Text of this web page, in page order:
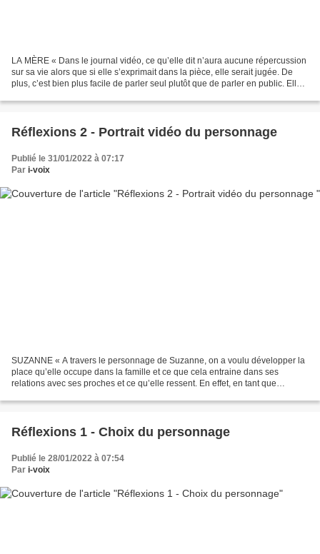
LA MÈRE « Dans le journal vidéo, ce qu’elle dit n’aura aucune répercussion
sur sa vie alors que si elle s’exprimait dans la pièce, elle serait jugée. De
plus, c’est bien plus facile de parler seul plutôt que de parler en public. Elle
Réflexions 2 - Portrait vidéo du personnage
Publié le 31/01/2022 à 07:17
Par i-voix
SUZANNE « A travers le personnage de Suzanne, on a voulu développer la
place qu’elle occupe dans la famille et ce que cela entraine dans ses
relations avec ses proches et ce qu’elle ressent. En effet, en tant que
Réflexions 1 - Choix du personnage
Publié le 28/01/2022 à 07:54
Par i-voix